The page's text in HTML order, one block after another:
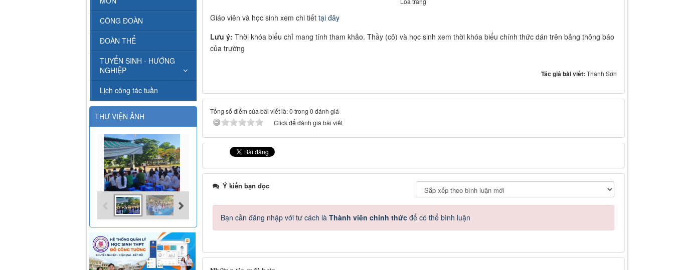
Giáo viên và học sinh xem chi tiết tại đây
Lưu ý: Thời khóa biểu chỉ mang tính tham khảo. Thầy (cô) và học sinh xem thời khóa biểu chính thức dán trên bảng thông báo
của trường
Tác giả bài viết: Thanh Sơn
Tổng số điểm của bài viết là: 0 trong 0 đánh giá
Click để đánh giá bài viết
Ý kiến bạn đọc
Bạn cần đăng nhập với tư cách là Thành viên chính thứcđể có thể bình luận
CÔNG ĐOÀN
ĐOÀN THỂ
TUYỂN SINH - HƯỚNG
NGHIỆP
Lịch công tác tuần
THƯ VIỆN ẢNH